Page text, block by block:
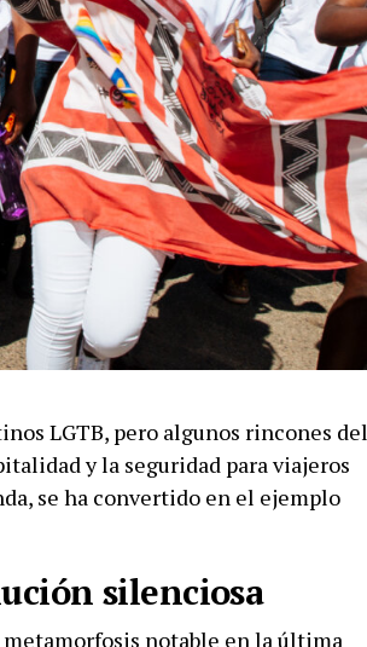
LGTB, pero algunos rincones del
y la seguridad para viajeros
se ha convertido en el ejemplo
silenciosa
notable en la última